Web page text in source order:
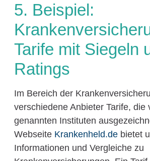
5. Beispiel:
Tarife mit Siegeln
Ratings
Im Bereich der
verschiedene Anbieter Tarife, die
genannten Instituten
Webseite Krankenheld.debietet
Informationen und Vergleiche zu